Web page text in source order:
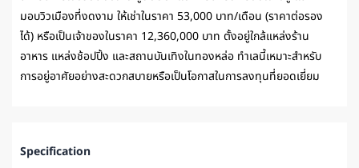
มอบวิวเมืองที่งดงาม ให้เช่าในราคา 53,000 บาท/เดือน (ราคาต่อรอง
ได้) หรือเป็นเจ้าของในราคา 12,360,000 บาท ตั้งอยู่ใกล้แหล่งร้าน
อาหาร แหล่งช้อปปิ้ง และสถานบันเทิงในทองหล่อ ทำเลนี้เหมาะสำหรับ
การอยู่อาศัยอย่างสะดวกสบายหรือเป็นโอกาสในการลงทุนที่ยอดเยี่ยม
Specification